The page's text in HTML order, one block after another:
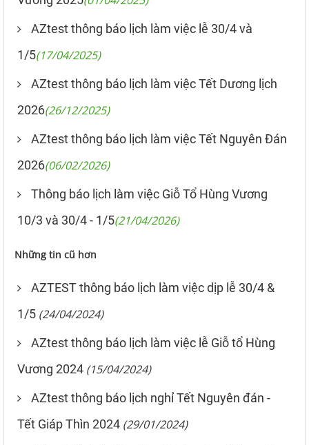
AZtest thông báo lịch làm việc lễ 30/4 và
1/5(17/04/2025)
AZtest thông báo lịch làm việc Tết Dương lịch
2026(26/12/2025)
AZtest thông báo lịch làm việc Tết Nguyên Đán
2026(06/02/2026)
Thông báo lịch làm việc Giỗ Tổ Hùng Vương
10/3 và 30/4 - 1/5(21/04/2026)
Những tin cũ hơn
AZTEST thông báo lịch làm việc dịp lễ 30/4 &
1/5 (24/04/2024)
AZtest thông báo lịch làm việc lễ Giỗ tổ Hùng
Vương 2024 (15/04/2024)
AZtest thông báo lịch nghỉ Tết Nguyên đán -
Tết Giáp Thìn 2024 (29/01/2024)